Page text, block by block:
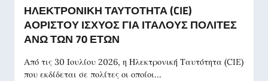
ΗΛΕΚΤΡΟΝΙΚΗ ΤΑΥΤΟΤΗΤΑ (CIE)
ΑΟΡΙΣΤΟΥ ΙΣΧΥΟΣ ΓΙΑ ΙΤΑΛΟΥΣ ΠΟΛΙΤΕΣ
ΑΝΩ ΤΩΝ 70 ΕΤΩΝ
Από τις 30 Ιουλίου 2026, η Ηλεκτρονική Ταυτότητα (CIE)
που εκδίδεται σε πολίτες οι οποίοι...